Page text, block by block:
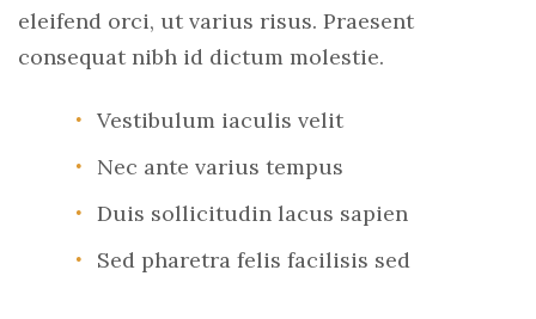
eleifend orci, ut varius risus. Praesent
consequat nibh id dictum molestie.
Vestibulum iaculis velit
Nec ante varius tempus
Duis sollicitudin lacus sapien
Sed pharetra felis facilisis sed